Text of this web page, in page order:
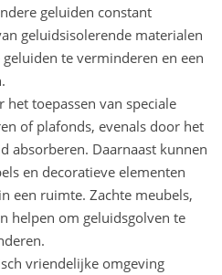
geluiden constant
geluidsisolerende materialen
te verminderen en een
toepassen van speciale
of plafonds, evenals door het
absorberen. Daarnaast kunnen
en decoratieve elementen
een ruimte. Zachte meubels,
helpen om geluidsgolven te
vriendelijke omgeving